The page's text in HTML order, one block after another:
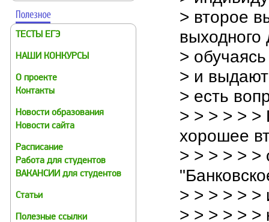
ТЕСТЫ ЕГЭ
НАШИ КОНКУРСЫ
О проекте
Контакты
Новости образования
Новости сайта
Расписание
Работа для студентов
ВАКАНСИИ для студентов
Статьи
Полезные ссылки
> второе
выходного
>
> и
> есть
> > > > > >
хорошее
> > > > > >
> > > > > >
> > > > > >